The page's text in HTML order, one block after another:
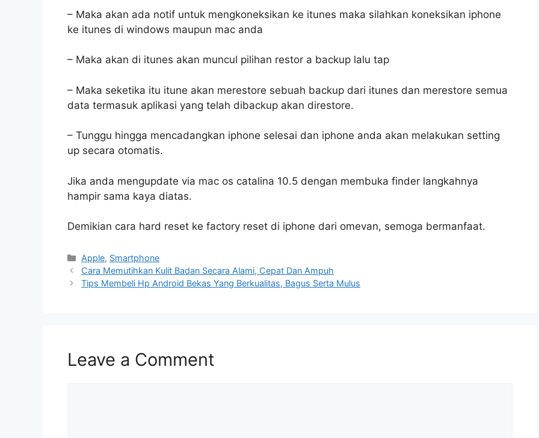
– Maka akan ada notif untuk mengkoneksikan ke itunes maka silahkan koneksikan iphone
ke itunes di windows maupun mac anda
– Maka akan di itunes akan muncul pilihan restor a backup lalu tap
– Maka seketika itu itune akan merestore sebuah backup dari itunes dan merestore semua
data termasuk aplikasi yang telah dibackup akan direstore.
– Tunggu hingga mencadangkan iphone selesai dan iphone anda akan melakukan setting
up secara otomatis.
Jika anda mengupdate via mac os catalina 10.5 dengan membuka finder langkahnya
hampir sama kaya diatas.
Demikian cara hard reset ke factory reset di iphone dari omevan, semoga bermanfaat.
Categories
Apple, Smartphone
Cara Memutihkan Kulit Badan Secara Alami, Cepat Dan Ampuh
Tips Membeli Hp Android Bekas Yang Berkualitas, Bagus Serta Mulus
Leave a Comment